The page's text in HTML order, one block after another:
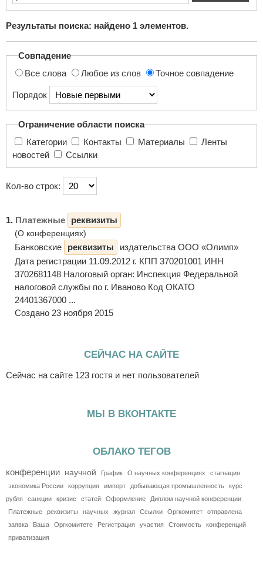
текст
поиска...
Результаты поиска: найдено 1 элементов.
Совпадение
Все слова
Любое из слов Точное совпадение
Порядок
Ограничение области поиска
Категории
Контакты Материалы
новостей
Ссылки
Кол-во строк:
1. Платежные реквизиты
(О конференциях)
Банковские реквизиты
издательства ООО «Олимп»
Дата регистрации 11.09.2012 г. КПП 370201001 ИНН
3702681148 Налоговый орган: Инспекция Федеральной
налоговой службы по г. Иваново Код ОКАТО
24401367000 ...
Создано 23 ноября 2015
СЕЙЧАС НА САЙТЕ
Сейчас на сайте 123 гостя и нет пользователей
МЫ В ВКОНТАКТЕ
ОБЛАКО ТЕГОВ
конференции научной График О научных конференциях
стагнация
экономика России
коррупция импорт добывающая промышленность
курс
рубля
санкции кризис статей Оформление
Диплом научной конференции
Платежные
реквизиты научных журнал Ссылки Оргкомитет
отправлена
заявка
Ваша Оргкомитете Регистрация участия Стоимость
конференций
приватизация